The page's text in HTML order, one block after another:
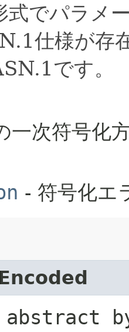
式でパラメ
仕様が存
です。
一次符号化
- 符号化エ